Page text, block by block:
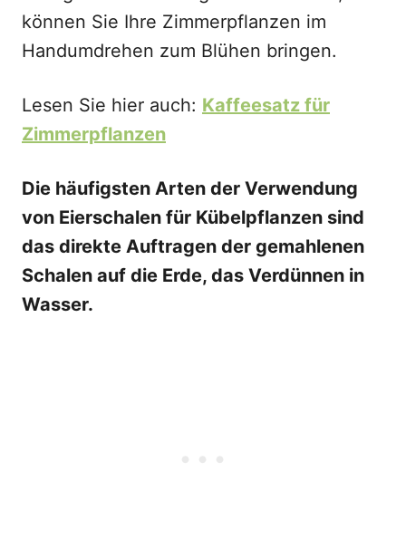
können Sie Ihre Zimmerpflanzen im
Handumdrehen zum Blühen bringen.
Lesen Sie hier auch: Kaffeesatz für
Zimmerpflanzen
Die häufigsten Arten der Verwendung
von Eierschalen für Kübelpflanzen sind
das direkte Auftragen der gemahlenen
Schalen auf die Erde, das Verdünnen in
Wasser.